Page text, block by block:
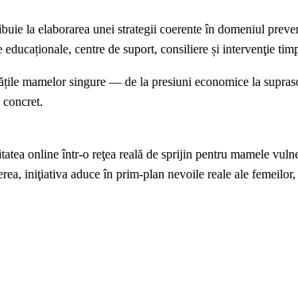
la elaborarea unei strategii coerente în domeniul
centre de suport, consiliere și intervenţie
mamelor singure — de la presiuni economice la
online într‑o reţea reală de sprijin pentru mamele
iniţiativa aduce în prim‑plan nevoile reale ale